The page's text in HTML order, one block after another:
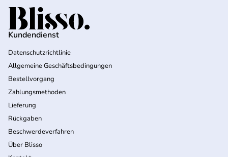
Startseite
Kundendienst
Datenschutzrichtlinie
Allgemeine Geschäftsbedingungen
Bestellvorgang
Zahlungsmethoden
Lieferung
Rückgaben
Beschwerdeverfahren
Über Blisso